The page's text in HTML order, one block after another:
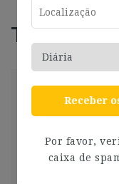
Trabajos
Helpdesk Con
17H/Semanales)
Compartir
Receber
Por favor,
caixa de